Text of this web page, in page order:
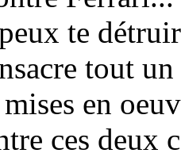
te
tout
en
ces deux